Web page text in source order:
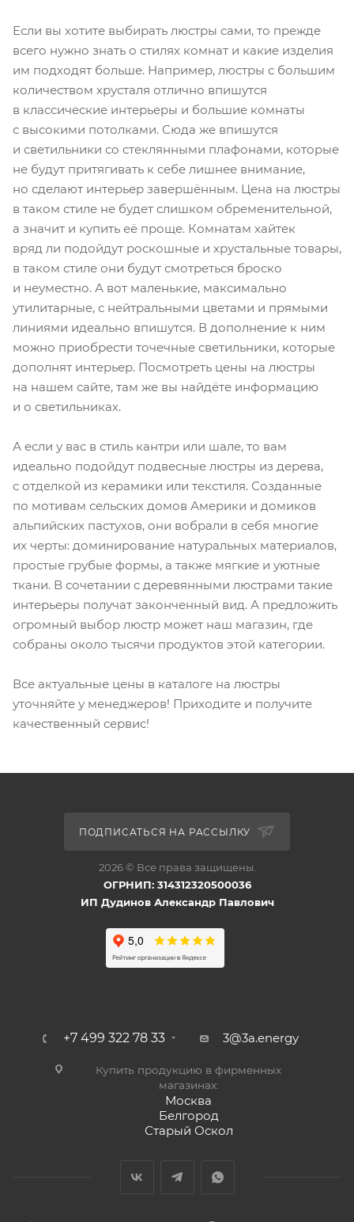
Если вы хотите выбирать люстры сами, то прежде
всего нужно знать о стилях комнат и какие изделия
им подходят больше. Например, люстры с большим
количеством хрусталя отлично впишутся
в классические интерьеры и большие комнаты
с высокими потолками. Сюда же впишутся
и светильники со стеклянными плафонами, которые
не будут притягивать к себе лишнее внимание,
но сделают интерьер завершённым. Цена на люстры
в таком стиле не будет слишком обременительной,
а значит и купить её проще. Комнатам хайтек
вряд ли подойдут роскошные и хрустальные товары,
в таком стиле они будут смотреться броско
и неуместно. А вот маленькие, максимально
утилитарные, с нейтральными цветами и прямыми
линиями идеально впишутся. В дополнение к ним
можно приобрести точечные светильники, которые
дополнят интерьер. Посмотреть цены на люстры
на нашем сайте, там же вы найдёте информацию
и о светильниках.
А если у вас в стиль кантри или шале, то вам
идеально подойдут подвесные люстры из дерева,
с отделкой из керамики или текстиля. Созданные
по мотивам сельских домов Америки и домиков
альпийских пастухов, они вобрали в себя многие
их черты: доминирование натуральных материалов,
простые грубые формы, а также мягкие и уютные
ткани. В сочетании с деревянными люстрами такие
интерьеры получат законченный вид. А предложить
огромный выбор люстр может наш магазин, где
собраны около тысячи продуктов этой категории.
Все актуальные цены в каталоге на люстры
уточняйте у менеджеров! Приходите и получите
качественный сервис!
ПОДПИСАТЬСЯ НА РАССЫЛКУ
2026 © Все права защищены.
ОГРНИП: 314312320500036
ИП Дудинов Александр Павлович
+7 499 322 78 33 3@3a.energy
Купить продукцию в фирменных
магазинах:
Москва
Белгород
Старый Оскол